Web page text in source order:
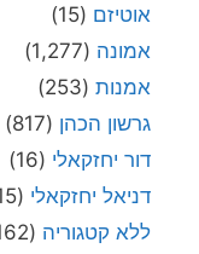
אוטיזם (15)
אמונה (1,277)
אמנות (253)
גרשון הכהן (817)
דור יחזקאלי (16)
דניאל יחזקאלי (15)
ללא קטגוריה (162)